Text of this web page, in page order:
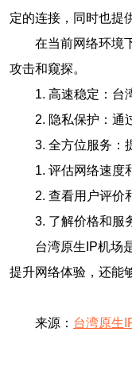
定的连接，同时也提
在当前网络环境
攻击和窥探。
1. 高速稳定：台
2. 隐私保护：通
3. 全方位服务：
1. 评估网络速度
2. 查看用户评价
3. 了解价格和服
台湾原生IP机场
提升网络体验，还能
来源： 台湾原生